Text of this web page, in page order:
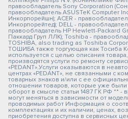
правообладатель Sony Corporation
правообладатель ASUSTeK Computer
Инкорпорейшн); ACER -
Инкорпорейтед); DELL -
правообладатель HP Hewlett-Packard
Паккард Груп ЛЛК); Toshiba -
TOSHIBA, also trading as Toshiba
ТОШИБА также торгующая как Тосиба
используется с целью описания
производятся услуги по ремонту
«PEDANT».Услуги оказываются в
центрах «PEDANT», не связанными с
товарных знаков и/или с ее
отношении товаров, которые уже были
оборот в смысле статьи 1487 ГК РФ ** -
могут меняться в зависимости от
проводимых работ Информация о
комплектациях и их наличии, ценах,
приобретения доступна в сервисных